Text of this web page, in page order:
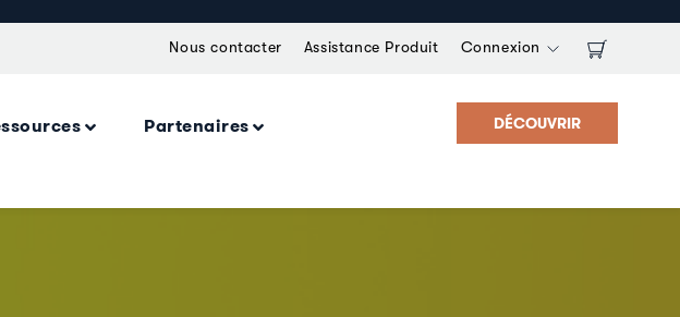
Nous contacter Assistance Produit Connexion
Partenaires DÉCOUVRIR